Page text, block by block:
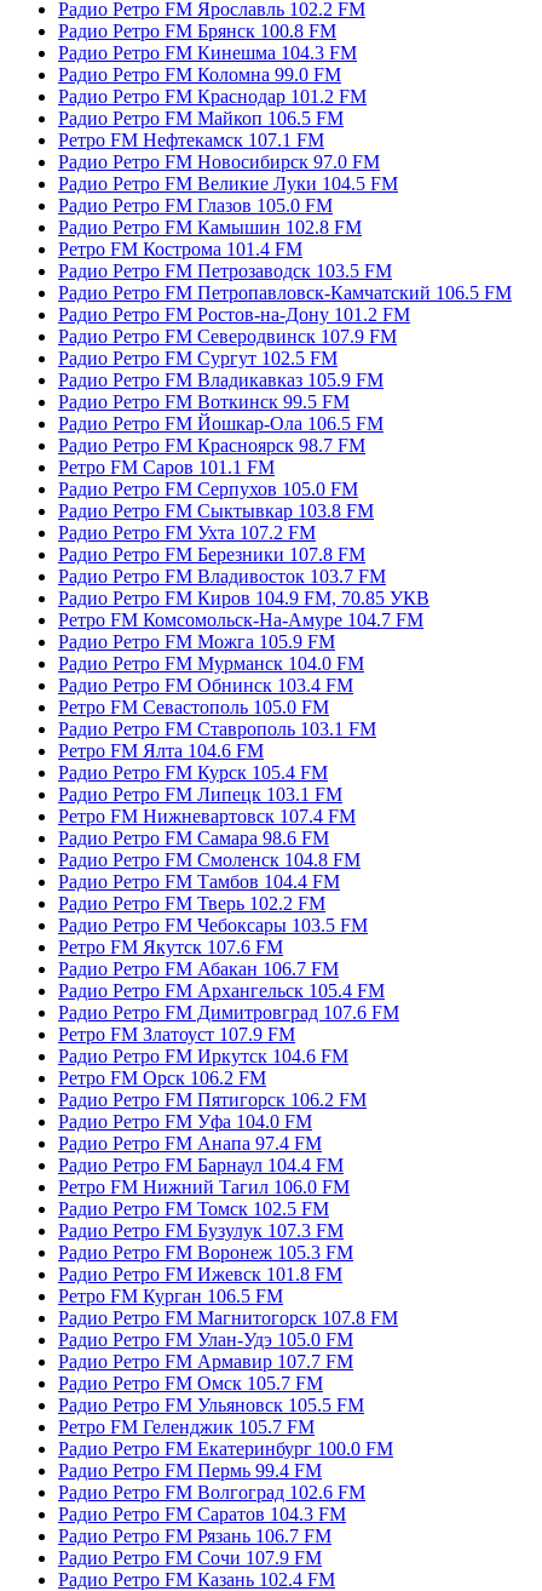
Радио Ретро FM Ярославль 102.2 FM
Радио Ретро FM Брянск 100.8 FM
Радио Ретро FM Кинешма 104.3 FM
Радио Ретро FM Коломна 99.0 FM
Радио Ретро FM Краснодар 101.2 FM
Радио Ретро FM Майкоп 106.5 FM
Ретро FM Нефтекамск 107.1 FM
Радио Ретро FM Новосибирск 97.0 FM
Радио Ретро FM Великие Луки 104.5 FM
Радио Ретро FM Глазов 105.0 FM
Радио Ретро FM Камышин 102.8 FM
Ретро FM Кострома 101.4 FM
Радио Ретро FM Петрозаводск 103.5 FM
Радио Ретро FM Петропавловск-Камчатский 106.5 FM
Радио Ретро FM Ростов-на-Дону 101.2 FM
Радио Ретро FM Северодвинск 107.9 FM
Радио Ретро FM Сургут 102.5 FM
Радио Ретро FM Владикавказ 105.9 FM
Радио Ретро FM Воткинск 99.5 FM
Радио Ретро FM Йошкар-Ола 106.5 FM
Радио Ретро FM Красноярск 98.7 FM
Ретро FM Саров 101.1 FM
Радио Ретро FM Серпухов 105.0 FM
Радио Ретро FM Сыктывкар 103.8 FM
Радио Ретро FM Ухта 107.2 FM
Радио Ретро FM Березники 107.8 FM
Радио Ретро FM Владивосток 103.7 FM
Радио Ретро FM Киров 104.9 FM, 70.85 УКВ
Ретро FM Комсомольск-На-Амуре 104.7 FM
Радио Ретро FM Можга 105.9 FM
Радио Ретро FM Мурманск 104.0 FM
Радио Ретро FM Обнинск 103.4 FM
Ретро FM Севастополь 105.0 FM
Радио Ретро FM Ставрополь 103.1 FM
Ретро FM Ялта 104.6 FM
Радио Ретро FM Курск 105.4 FM
Радио Ретро FM Липецк 103.1 FM
Ретро FM Нижневартовск 107.4 FM
Радио Ретро FM Самара 98.6 FM
Радио Ретро FM Смоленск 104.8 FM
Радио Ретро FM Тамбов 104.4 FM
Радио Ретро FM Тверь 102.2 FM
Радио Ретро FM Чебоксары 103.5 FM
Ретро FM Якутск 107.6 FM
Радио Ретро FM Абакан 106.7 FM
Радио Ретро FM Архангельск 105.4 FM
Радио Ретро FM Димитровград 107.6 FM
Ретро FM Златоуст 107.9 FM
Радио Ретро FM Иркутск 104.6 FM
Ретро FM Орск 106.2 FM
Радио Ретро FM Пятигорск 106.2 FM
Радио Ретро FM Уфа 104.0 FM
Радио Ретро FM Анапа 97.4 FM
Радио Ретро FM Барнаул 104.4 FM
Ретро FM Нижний Тагил 106.0 FM
Радио Ретро FM Томск 102.5 FM
Радио Ретро FM Бузулук 107.3 FM
Радио Ретро FM Воронеж 105.3 FM
Радио Ретро FM Ижевск 101.8 FM
Ретро FM Курган 106.5 FM
Радио Ретро FM Магнитогорск 107.8 FM
Радио Ретро FM Улан-Удэ 105.0 FM
Радио Ретро FM Армавир 107.7 FM
Радио Ретро FM Омск 105.7 FM
Радио Ретро FM Ульяновск 105.5 FM
Ретро FM Геленджик 105.7 FM
Радио Ретро FM Екатеринбург 100.0 FM
Радио Ретро FM Пермь 99.4 FM
Радио Ретро FM Волгоград 102.6 FM
Радио Ретро FM Саратов 104.3 FM
Радио Ретро FM Рязань 106.7 FM
Радио Ретро FM Сочи 107.9 FM
Радио Ретро FM Казань 102.4 FM